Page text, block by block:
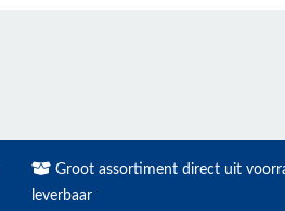
Groot assortiment direct uit
leverbaar